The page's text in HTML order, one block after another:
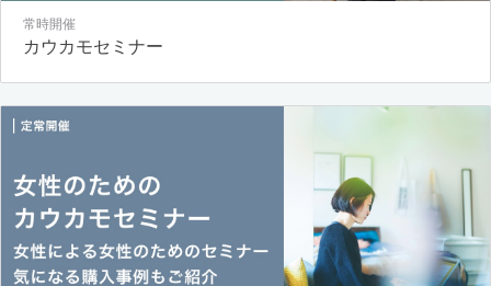
常時開催
カウカモセミナー